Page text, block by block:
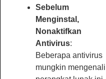
Sebelum
Menginstal,
Nonaktifkan
Antivirus:
Beberapa antivirus
mungkin mengenali